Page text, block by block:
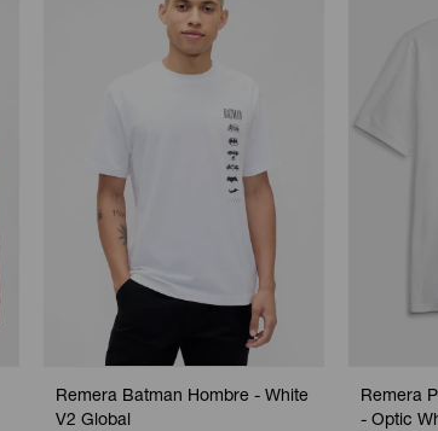
Remera Batman Hombre - White
V2 Global
Remera
- Optic